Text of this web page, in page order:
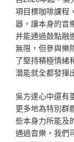
項目標咖啡課程
器，讓本身的音
并能通過鼓點融
無限，但參與樂
了堅持積極情緒
潛能就全都發揮
吳方達心中還有
更多地為特別群
些本身力所能及
通過音樂，我們